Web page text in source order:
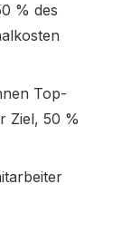
% des
Top-
Ziel, 50 %